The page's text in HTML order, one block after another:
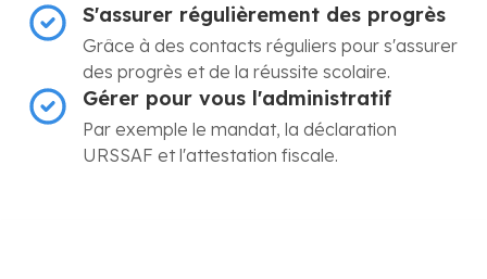
S'assurer régulièrement des progrès
Grâce à des contacts réguliers pour s'assurer
des progrès et de la réussite scolaire.
Gérer pour vous l'administratif
Par exemple le mandat, la déclaration
URSSAF et l'attestation fiscale.